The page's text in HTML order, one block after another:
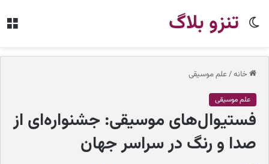
تنزو بلاگ
تغییر
خانه/ علم موسیقی
علم موسیقی
فستیوال‌های موسیقی: جشنواره‌ای از
صدا و رنگ در سراسر جهان